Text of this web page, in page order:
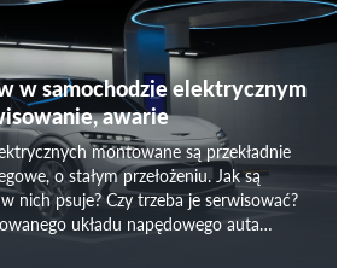
w samochodzie elektrycznym
awarie
montowane są przekładnie
o stałym przełożeniu. Jak są
nich psuje? Czy trzeba je serwisować?
układu napędowego auta
„skrzynię biegów” w